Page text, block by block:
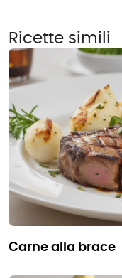
Ricette simili
carne alla brace